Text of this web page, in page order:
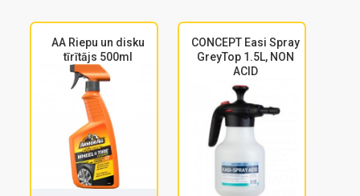
AA Riepu un disku
tīrītājs 500ml
CONCEPT Easi Spray
GreyTop 1.5L, NON
ACID